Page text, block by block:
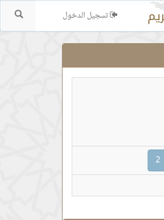
تسجيل الدخول
2